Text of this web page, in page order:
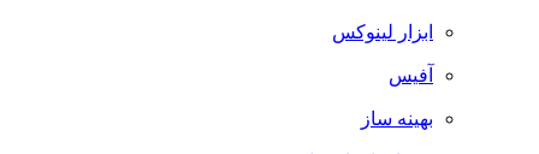
ابزار لینوکس
آفیس
بهینه ساز